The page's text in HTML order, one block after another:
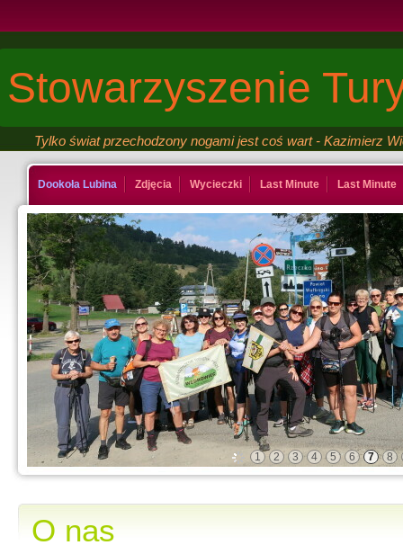
Dookoła Lubina Zdjęcia Wycieczki Last Minute Last Minute
Kontakt Ksiega gosci Last Minute Last Minute Galeria
Stowarzyszenie
Tylko świat przechodzony nogami jest coś wart - Kazimierz
1 2 3 4 5 6 7 8
O nas